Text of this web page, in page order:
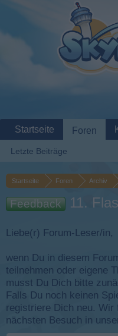
Startseite Foren Archiv
Feedback 11.
Liebe(r) Forum-Leser/in,
wenn Du in diesem
teilnehmen oder eigene
musst Du Dich bitte
Falls Du noch keinen
registriere Dich neu. Wir
nächsten Besuch in
Startseite Foren
Letzte Beiträge